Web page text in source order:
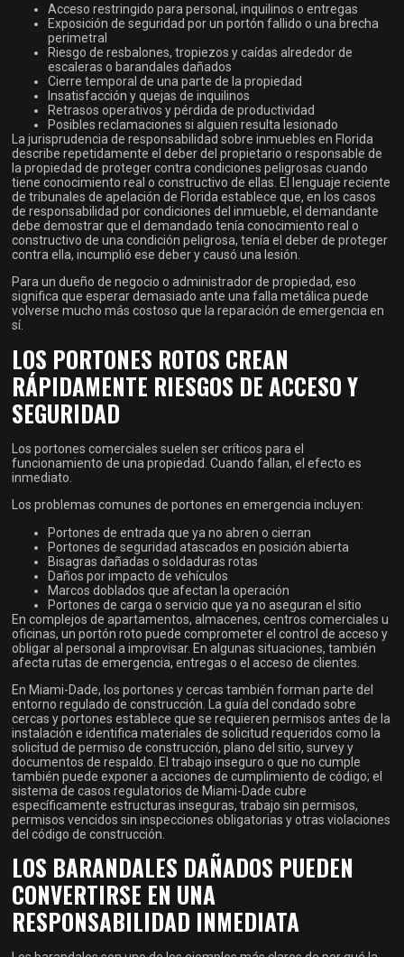
Acceso restringido para personal, inquilinos o entregas
Exposición de seguridad por un portón fallido o una brecha
perimetral
Riesgo de resbalones, tropiezos y caídas alrededor de
escaleras o barandales dañados
Cierre temporal de una parte de la propiedad
Insatisfacción y quejas de inquilinos
Retrasos operativos y pérdida de productividad
Posibles reclamaciones si alguien resulta lesionado
La jurisprudencia de responsabilidad sobre inmuebles en Florida
describe repetidamente el deber del propietario o responsable de
la propiedad de proteger contra condiciones peligrosas cuando
tiene conocimiento real o constructivo de ellas. El lenguaje reciente
de tribunales de apelación de Florida establece que, en los casos
de responsabilidad por condiciones del inmueble, el demandante
debe demostrar que el demandado tenía conocimiento real o
constructivo de una condición peligrosa, tenía el deber de proteger
contra ella, incumplió ese deber y causó una lesión.
Para un dueño de negocio o administrador de propiedad, eso
significa que esperar demasiado ante una falla metálica puede
volverse mucho más costoso que la reparación de emergencia en
sí.
LOS PORTONES ROTOS CREAN
RÁPIDAMENTE RIESGOS DE ACCESO Y
SEGURIDAD
Los portones comerciales suelen ser críticos para el
funcionamiento de una propiedad. Cuando fallan, el efecto es
inmediato.
Los problemas comunes de portones en emergencia incluyen:
Portones de entrada que ya no abren o cierran
Portones de seguridad atascados en posición abierta
Bisagras dañadas o soldaduras rotas
Daños por impacto de vehículos
Marcos doblados que afectan la operación
Portones de carga o servicio que ya no aseguran el sitio
En complejos de apartamentos, almacenes, centros comerciales u
oficinas, un portón roto puede comprometer el control de acceso y
obligar al personal a improvisar. En algunas situaciones, también
afecta rutas de emergencia, entregas o el acceso de clientes.
En Miami-Dade, los portones y cercas también forman parte del
entorno regulado de construcción. La guía del condado sobre
cercas y portones establece que se requieren permisos antes de la
instalación e identifica materiales de solicitud requeridos como la
solicitud de permiso de construcción, plano del sitio, survey y
documentos de respaldo. El trabajo inseguro o que no cumple
también puede exponer a acciones de cumplimiento de código; el
sistema de casos regulatorios de Miami-Dade cubre
específicamente estructuras inseguras, trabajo sin permisos,
permisos vencidos sin inspecciones obligatorias y otras violaciones
del código de construcción.
LOS BARANDALES DAÑADOS PUEDEN
CONVERTIRSE EN UNA
RESPONSABILIDAD INMEDIATA